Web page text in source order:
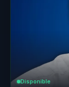
Disponible